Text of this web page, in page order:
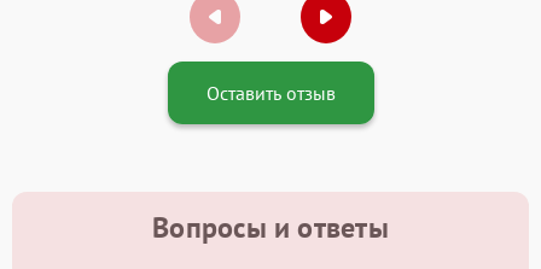
Оставить отзыв
Вопросы и ответы